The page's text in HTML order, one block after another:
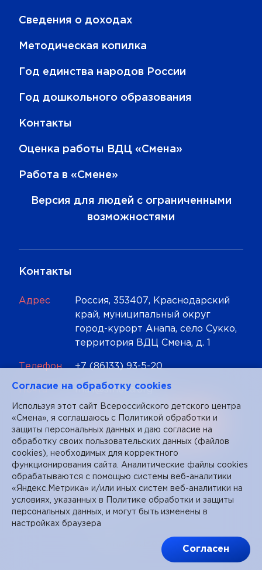
Сведения о доходах
Методическая копилка
Год единства народов России
Год дошкольного образования
Контакты
Оценка работы ВДЦ «Смена»
Работа в «Смене»
Версия для людей с ограниченными
возможностями
Контакты
Адрес
Россия, 353407, Краснодарский
край, муниципальный округ
город-курорт Анапа, село Сукко,
территория ВДЦ Смена, д. 1
Телефон +7 (86133) 93-5-20
Почта mail@smena.org
Cогласие на обработку cookies
Используя этот сайт Всероссийского детского центра
«Смена», я соглашаюсь с
Политикой обработки и
защиты персональных данных и даю согласие на
обработку своих пользовательских данных (файлов
cookies), необходимых для корректного
функционирования сайта. Аналитические файлы cookies
обрабатываются с помощью системы веб-аналитики
«Яндекс.Метрика» и/или иных систем веб-аналитики на
условиях, указанных в Политике обработки и защиты
персональных данных, и могут быть изменены в
настройках браузера
Согласен